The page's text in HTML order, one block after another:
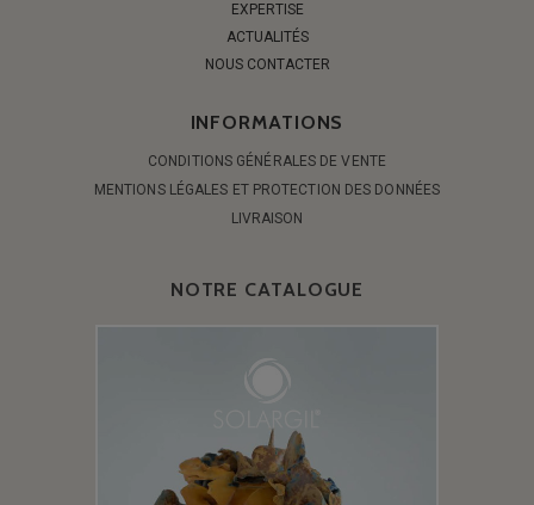
EXPERTISE
ACTUALITÉS
NOUS CONTACTER
INFORMATIONS
CONDITIONS GÉNÉRALES DE VENTE
MENTIONS LÉGALES ET PROTECTION DES DONNÉES
LIVRAISON
NOTRE CATALOGUE